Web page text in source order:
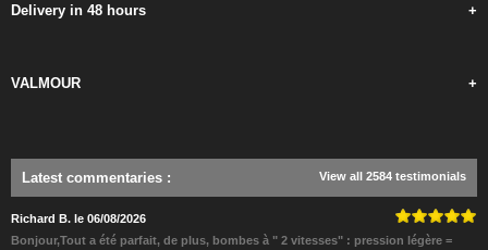
Delivery in 48 hours +
VALMOUR +
Latest commentaries : View all 2584 testimonials
Richard B. le 06/08/2026
Bonjour,Tout a été parfait, de plus, bombes à " 2 vitesses" : pression légère =